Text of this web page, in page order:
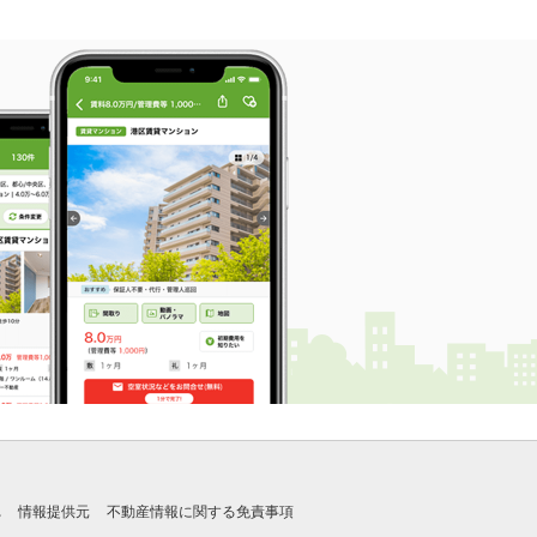
情報提供元 不動産情報に関する免責事項